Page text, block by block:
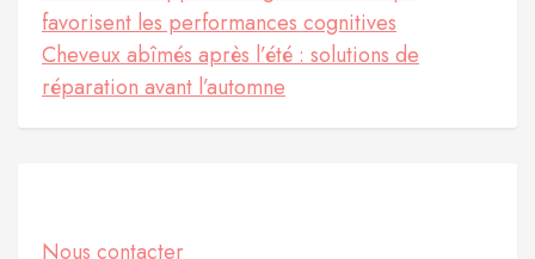
favorisent les performances cognitives
Cheveux abîmés après l’été : solutions de
réparation avant l’automne
Nous contacter